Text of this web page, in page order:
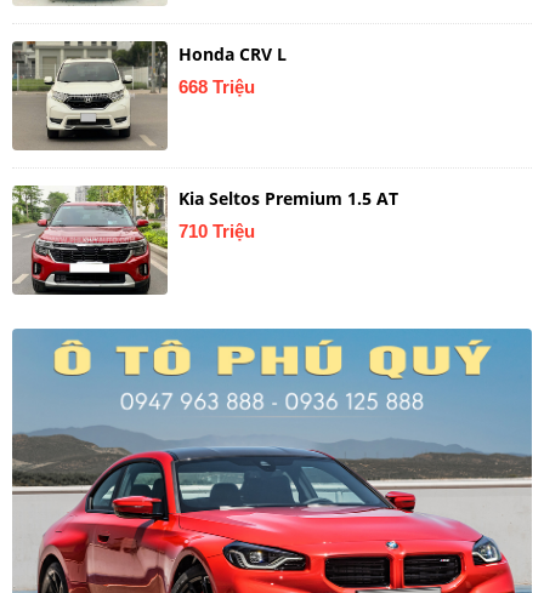
Honda CRV L
668 Triệu
Kia Seltos Premium 1.5 AT
710 Triệu